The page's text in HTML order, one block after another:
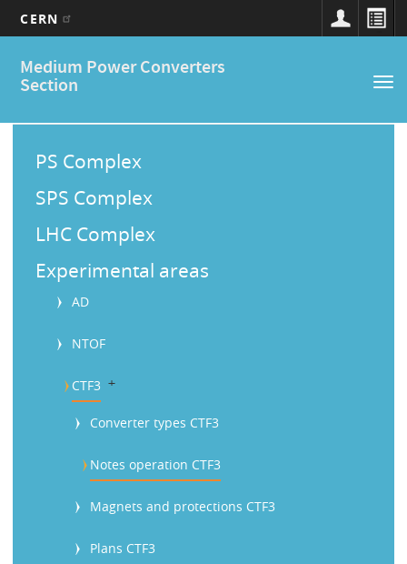
main
CERN
Medium Power Converters
Section
Main
navigation
M
PS Complex
SPS Complex
LHC Complex
Experimental areas
AD
NTOF
CTF3 b
Converter types CTF3
Notes operation CTF3
Magnets and protections CTF3
Plans CTF3